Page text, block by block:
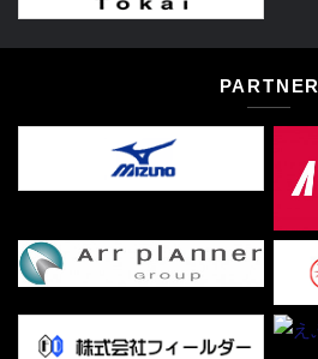
PARTNER